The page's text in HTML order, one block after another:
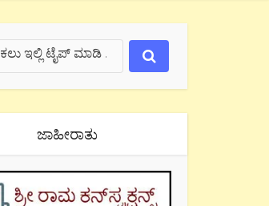
ಜಾಹೀರಾತು